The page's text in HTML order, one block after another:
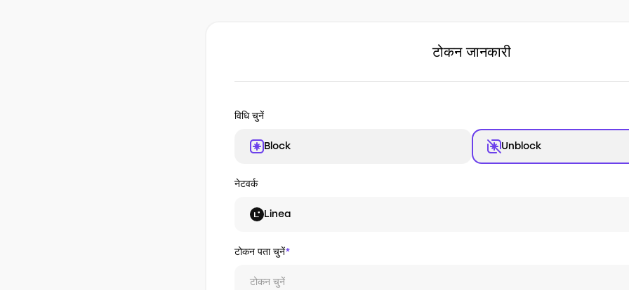
टोकन जानकारी
विधि चुनें
Block Unblock
नेटवर्क
Linea
टोकन पता चुनें*
टोकन चुनें